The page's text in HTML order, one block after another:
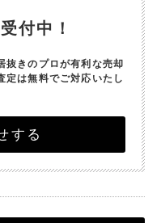
付中！
抜きのプロが有利な売却
定は無料でご対応いたし
する